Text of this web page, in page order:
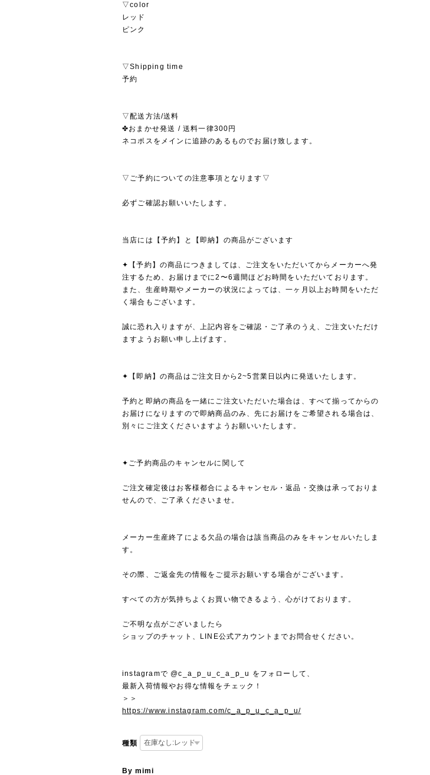
▽color
レッド
ピンク
▽Shipping time
予約
▽配送方法/送料
✤おまかせ発送 / 送料一律300円
ネコポスをメインに追跡のあるものでお届け致します。
▽ご予約についての注意事項となります▽
必ずご確認お願いいたします。
当店には【予約】と【即納】の商品がございます
✦【予約】の商品につきましては、ご注文をいただいてからメーカーへ発
注するため、お届けまでに2〜6週間ほどお時間をいただいております。
また、生産時期やメーカーの状況によっては、一ヶ月以上お時間をいただ
く場合もございます。
誠に恐れ入りますが、上記内容をご確認・ご了承のうえ、ご注文いただけ
ますようお願い申し上げます。
✦【即納】の商品はご注文日から2~5営業日以内に発送いたします。
予約と即納の商品を一緒にご注文いただいた場合は、すべて揃ってからの
お届けになりますので即納商品のみ、先にお届けをご希望される場合は、
別々にご注文くださいますようお願いいたします。
✦ご予約商品のキャンセルに関して
ご注文確定後はお客様都合によるキャンセル・返品・交換は承っておりま
せんので、ご了承くださいませ。
メーカー生産終了による欠品の場合は該当商品のみをキャンセルいたしま
す。
その際、ご返金先の情報をご提示お願いする場合がございます。
すべての方が気持ちよくお買い物できるよう、心がけております。
ご不明な点がございましたら
ショップのチャット、LINE公式アカウントまでお問合せください。
instagramで @c_a_p_u_c_a_p_u をフォローして、
最新入荷情報やお得な情報をチェック！
＞＞
https://www.instagram.com/c_a_p_u_c_a_p_u/
種類
By mimi